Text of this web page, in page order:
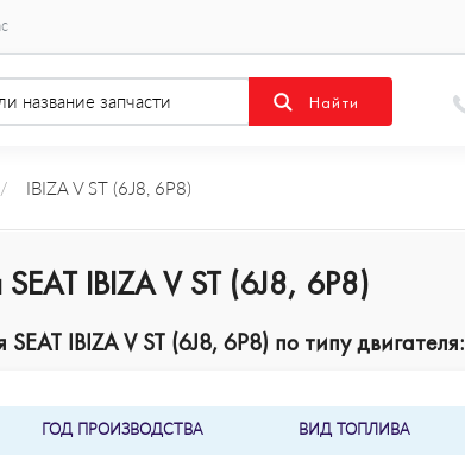
/ IBIZA V ST (6J8, 6P8)
IBIZA V ST (6J8, 6P8)
IBIZA V ST (6J8, 6P8) по типу двигателя:
ГОД ПРОИЗВОДСТВА ВИД ТОПЛИВА